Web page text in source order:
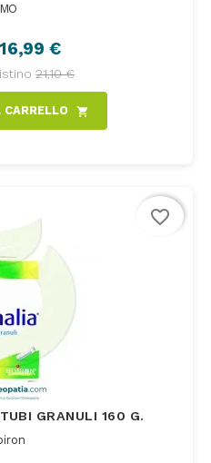
16,99 €
21,10 €
shopping_cart
GRANULI 160 G.
favorite_border